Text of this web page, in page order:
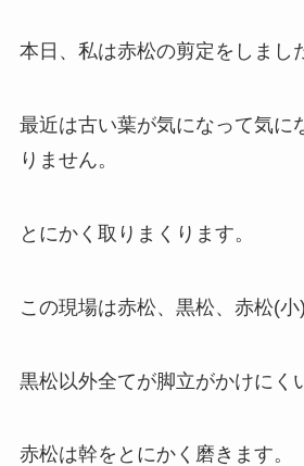
本日、私は赤松の剪定をしまし
最近は古い葉が気になって気に
りません。
とにかく取りまくります。
この現場は赤松、黒松、赤松(小
黒松以外全てが脚立がかけにく
赤松は幹をとにかく磨きます。